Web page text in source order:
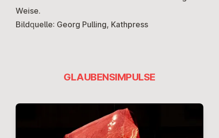
Weise.
Bildquelle: Georg Pulling, Kathpress
GLAUBENSIMPULSE